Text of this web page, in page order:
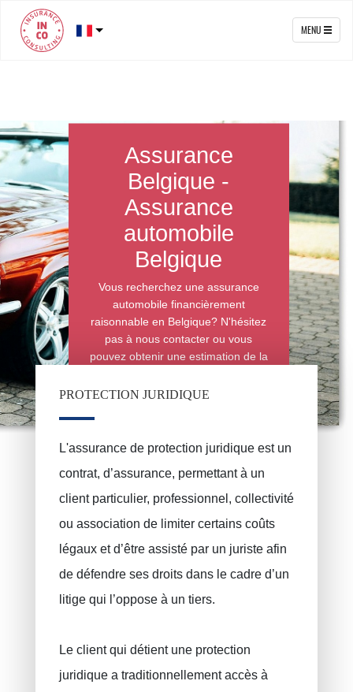
MENU
Assurance
Belgique -
Assurance
automobile
Belgique
Vous recherchez une assurance
automobile financièrement
raisonnable en Belgique? N'hésitez
pas à nous contacter ou vous
pouvez obtenir une estimation de la
ligne grâce au simulateur de ce site
PROTECTION JURIDIQUE
L'assurance de protection juridique est un
contrat, d’assurance, permettant à un
client particulier, professionnel, collectivité
ou association de limiter certains coûts
légaux et d’être assisté par un juriste afin
de défendre ses droits dans le cadre d’un
litige qui l’oppose à un tiers.
Le client qui détient une protection
juridique a traditionnellement accès à
Assurance incendie
Assurance auto
Assurance vie
Epargne pension, épargne à long terme
Assurance décès
Assurance funéraire
PRUSZYNSKA-SIENKO Iwona Barbara
ERROELEN Frederic
BUJOR Alexandru
VAN BOUWEL Cornelia